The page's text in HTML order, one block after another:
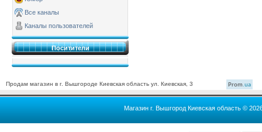
Все каналы
Каналы пользователей
Поситители
Продам магазин в г. Вышгороде Киевская область ул. Киевская, 3 Prom.ua
Магазин г. Вышгород Киевская область ©